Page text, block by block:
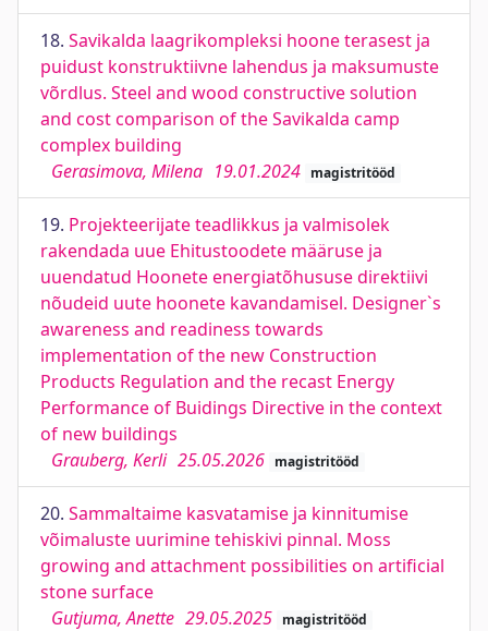
18. Savikalda laagrikompleksi hoone terasest ja
puidust konstruktiivne lahendus ja maksumuste
võrdlus. Steel and wood constructive solution
and cost comparison of the Savikalda camp
complex building
Gerasimova, Milena 19.01.2024 magistritööd
19. Projekteerijate teadlikkus ja valmisolek
rakendada uue Ehitustoodete määruse ja
uuendatud Hoonete energiatõhususe direktiivi
nõudeid uute hoonete kavandamisel. Designer`s
awareness and readiness towards
implementation of the new Construction
Products Regulation and the recast Energy
Performance of Buidings Directive in the context
of new buildings
Grauberg, Kerli 25.05.2026 magistritööd
20. Sammaltaime kasvatamise ja kinnitumise
võimaluste uurimine tehiskivi pinnal. Moss
growing and attachment possibilities on artificial
stone surface
Gutjuma, Anette 29.05.2025 magistritööd